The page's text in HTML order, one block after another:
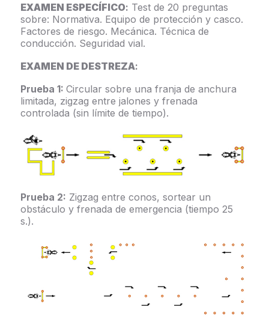
EXAMEN ESPECÍFICO: Test de 20 preguntas
sobre: Normativa. Equipo de protección y casco.
Factores de riesgo. Mecánica. Técnica de
conducción. Seguridad vial.
EXAMEN DE DESTREZA:
Prueba 1: Circular sobre una franja de anchura
limitada, zigzag entre jalones y frenada
controlada (sin límite de tiempo).
Prueba 2: Zigzag entre conos, sortear un
obstáculo y frenada de emergencia (tiempo 25
s.).